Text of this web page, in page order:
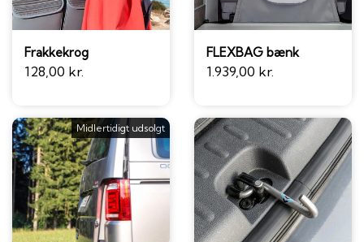
Frakkekrog
128,00 kr.
FLEXBAG bænk
1.939,00 kr.
Midlertidigt udsolgt